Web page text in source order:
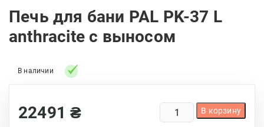
Печь для бани PAL PK-37 L
anthracite с выносом
В наличии
22491₴
КОЛИЧЕСТВО
ТОВАРА
В корзину